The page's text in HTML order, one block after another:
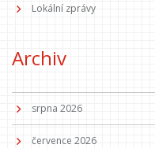
Lokální zprávy
Archiv
srpna 2026
července 2026